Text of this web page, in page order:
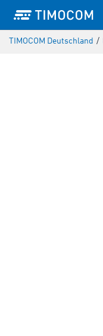
TIMOCOM Deutschland /